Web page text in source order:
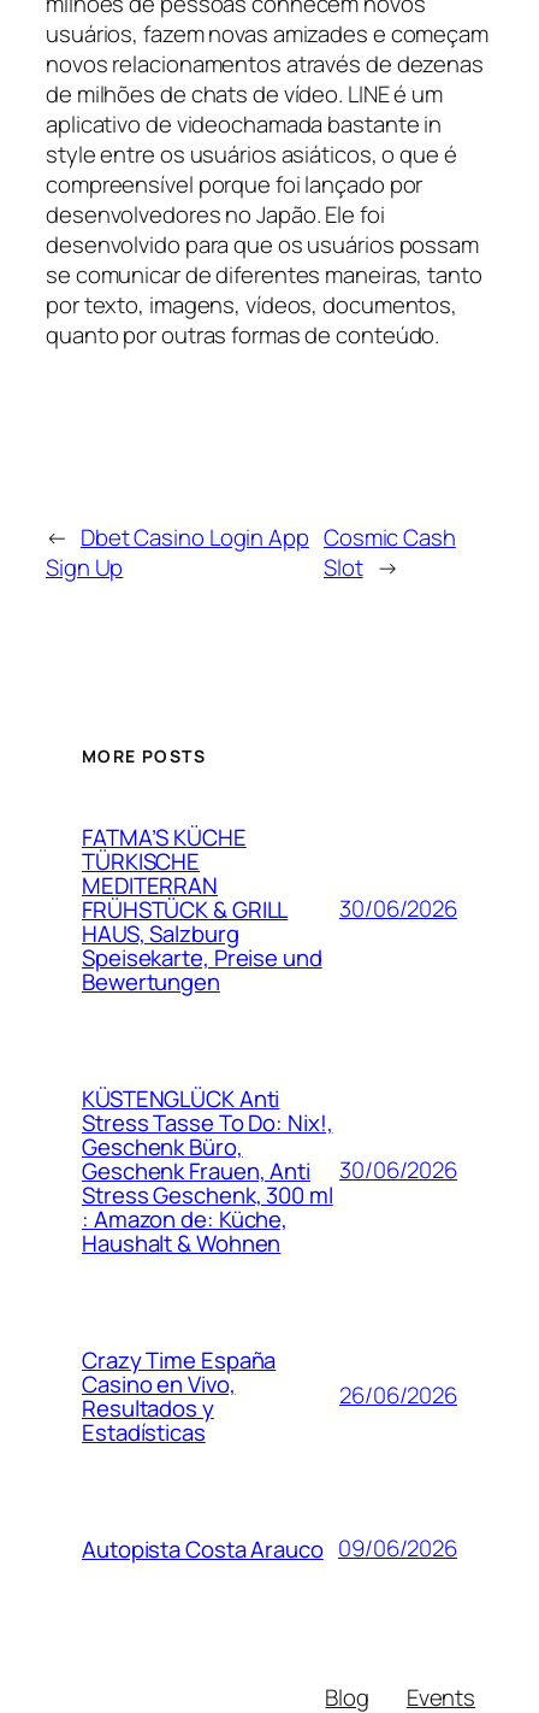
usuários, fazem novas amizades e começam
novos relacionamentos através de dezenas
de milhões de chats de vídeo. LINE é um
aplicativo de videochamada bastante in
style entre os usuários asiáticos, o que é
compreensível porque foi lançado por
desenvolvedores no Japão. Ele foi
desenvolvido para que os usuários possam
se comunicar de diferentes maneiras, tanto
por texto, imagens, vídeos, documentos,
quanto por outras formas de conteúdo.
← Dbet Casino Login App
Sign Up
Cosmic Cash
Slot →
MORE POSTS
FATMA’S KÜCHE
TÜRKISCHE
MEDITERRAN
FRÜHSTÜCK & GRILL
HAUS, Salzburg
Speisekarte, Preise und
Bewertungen
30/06/2026
KÜSTENGLÜCK Anti
Stress Tasse To Do: Nix!,
Geschenk Büro,
Geschenk Frauen, Anti
Stress Geschenk, 300 ml
: Amazon de: Küche,
Haushalt & Wohnen
30/06/2026
Crazy Time España
Casino en Vivo,
Resultados y
Estadísticas
26/06/2026
Autopista Costa Arauco 09/06/2026
Blog
Events